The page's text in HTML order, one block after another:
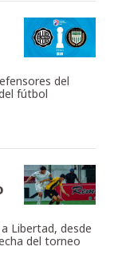
del
fútbol
Libertad, desde
del torneo